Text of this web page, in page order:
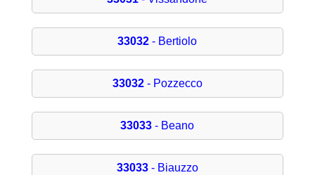
33032 - Bertiolo
33032- Pozzecco
33033 - Beano
33033- Biauzzo